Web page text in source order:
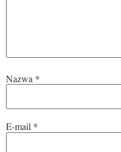
Nazwa *
E-mail *